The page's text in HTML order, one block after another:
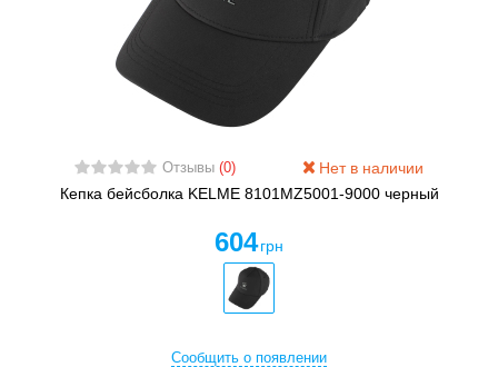
Отзывы (0)
Нет в наличии
Кепка бейсболка KELME 8101MZ5001-9000 черный
604 грн
Сообщить о появлении